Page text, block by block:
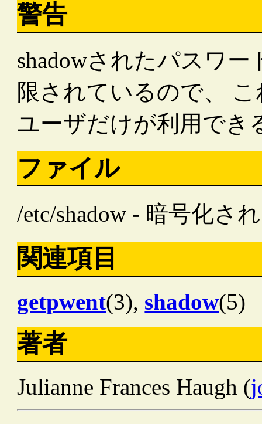
警告
shadowされたパスワ
限されているので、
ユーザだけが利用でき
ファイル
/etc/shadow - 暗号化さ
関連項目
getpwent(3), shadow(5)
著者
Julianne Frances Haugh (